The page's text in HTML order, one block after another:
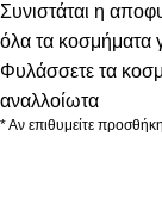
Συνιστάται η
όλα τα κοσμήματα
Φυλάσσετε τα
αναλλοίωτα
* Αν επιθυμείτε